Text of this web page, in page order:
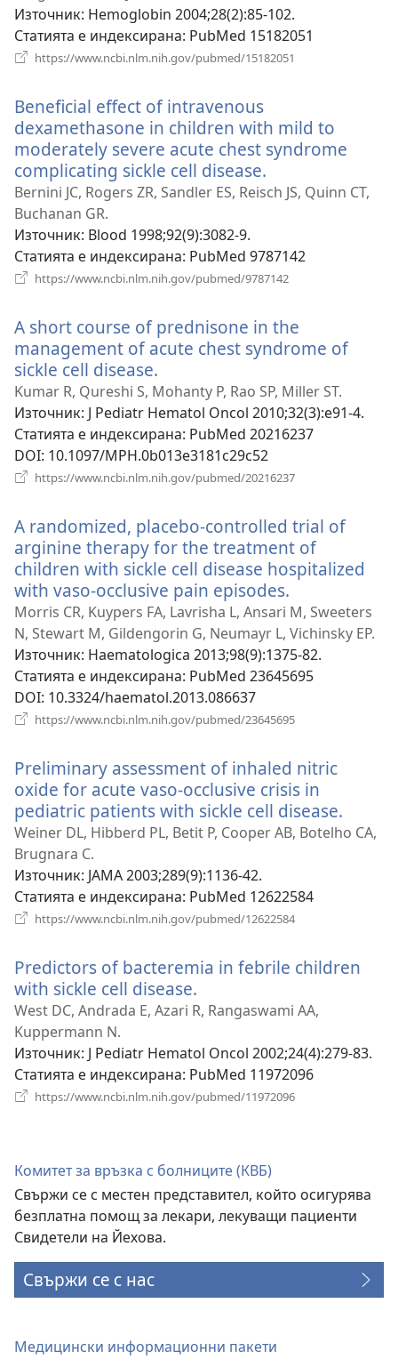
Източник‎: Hemoglobin 2004;28(2):85-102.
Статията е индексирана‎: PubMed 15182051
https://www.ncbi.nlm.nih.gov/pubmed/15182051
Beneficial effect of intravenous
dexamethasone in children with mild to
moderately severe acute chest syndrome
complicating sickle cell disease.
нов
Bernini JC, Rogers ZR, Sandler ES, Reisch JS, Quinn CT,
Buchanan GR.
Източник‎: Blood 1998;92(9):3082-9.
Статията е индексирана‎: PubMed 9787142
https://www.ncbi.nlm.nih.gov/pubmed/9787142
A short course of prednisone in the
management of acute chest syndrome of
sickle cell disease.
нов
прозорец)
Kumar R, Qureshi S, Mohanty P, Rao SP, Miller ST.
Източник‎: J Pediatr Hematol Oncol 2010;32(3):e91-4.
Статията е индексирана‎: PubMed 20216237
DOI‎: 10.1097/MPH.0b013e3181c29c52
https://www.ncbi.nlm.nih.gov/pubmed/20216237
A randomized, placebo-controlled trial of
arginine therapy for the treatment of
children with sickle cell disease hospitalized
with vaso-occlusive pain episodes.
нов
прозорец)
Morris CR, Kuypers FA, Lavrisha L, Ansari M, Sweeters
N, Stewart M, Gildengorin G, Neumayr L, Vichinsky EP.
Източник‎: Haematologica 2013;98(9):1375-82.
Статията е индексирана‎: PubMed 23645695
DOI‎: 10.3324/haematol.2013.086637
https://www.ncbi.nlm.nih.gov/pubmed/23645695
Preliminary assessment of inhaled nitric
oxide for acute vaso-occlusive crisis in
pediatric patients with sickle cell disease.
нов
Weiner DL, Hibberd PL, Betit P, Cooper AB, Botelho CA,
Brugnara C.
Източник‎: JAMA 2003;289(9):1136-42.
Статията е индексирана‎: PubMed 12622584
https://www.ncbi.nlm.nih.gov/pubmed/12622584
Predictors of bacteremia in febrile children
with sickle cell disease.
нов
West DC, Andrada E, Azari R, Rangaswami AA,
Kuppermann N.
Източник‎: J Pediatr Hematol Oncol 2002;24(4):279-83.
Статията е индексирана‎: PubMed 11972096
https://www.ncbi.nlm.nih.gov/pubmed/11972096
Комитет за връзка с болниците (КВБ)
Свържи се с местен представител, който осигурява
безплатна помощ за лекари, лекуващи пациенти
Свидетели на Йехова.
Свържи се с нас
Медицински информационни пакети